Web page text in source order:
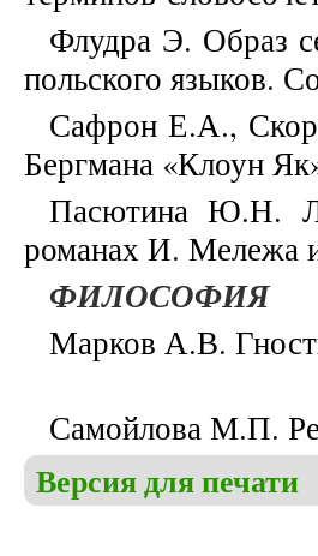
Флудра Э. Образ
польского языков.
Сафрон Е.А.,
Бергмана «Клоун
Пасютина Ю.Н.
романах И. Мележа
ФИЛОСОФИЯ
Марков А.В.
Самойлова М.П.
Версия для печати